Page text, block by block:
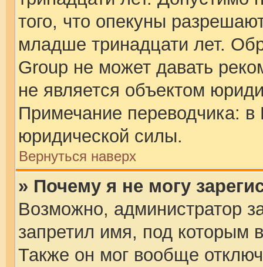
того, что опекуны
младше тринадцати лет.
Group не может давать
не является объектом
Примечание переводчика:
юридической силы.
Вернуться наверх
» Почему я не могу
Возможно, администратор
запретил имя, под которым
Также он мог вообще